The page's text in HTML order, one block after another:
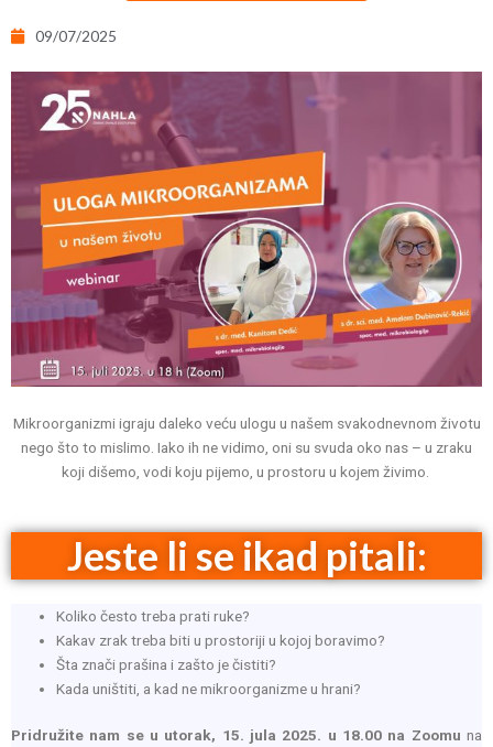
09/07/2025
Mikroorganizmi igraju daleko veću ulogu u našem svakodnevnom životu
nego što to mislimo. Iako ih ne vidimo, oni su svuda oko nas – u zraku
koji dišemo, vodi koju pijemo, u prostoru u kojem živimo.
Jeste li se ikad pitali:
Koliko često treba prati ruke?
Kakav zrak treba biti u prostoriji u kojoj boravimo?
Šta znači prašina i zašto je čistiti?
Kada uništiti, a kad ne mikroorganizme u hrani?
Pridružite nam se u utorak, 15. jula 2025. u 18.00 na Zoomu na